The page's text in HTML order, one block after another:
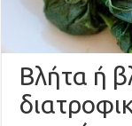
Βλήτα ή